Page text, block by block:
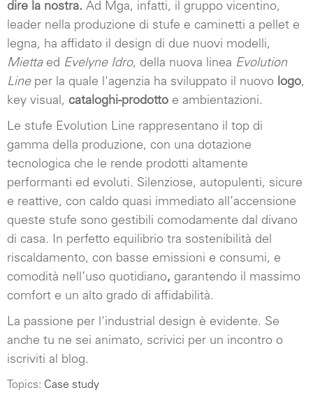
dire la nostra. Ad Mga, infatti, il gruppo vicentino,
leader nella produzione di stufe e caminetti a pellet e
legna, ha affidato il design di due nuovi modelli,
Miettaed Evelyne Idro, della nuova linea Evolution
Lineper la quale l'agenzia ha sviluppato il nuovo logo,
key visual, cataloghi-prodotto e ambientazioni.
Le stufe Evolution Line rappresentano il top di
gamma della produzione, con una dotazione
tecnologica che le rende prodotti altamente
performanti ed evoluti. Silenziose, autopulenti, sicure
e reattive, con caldo quasi immediato all’accensione
queste stufe sono gestibili comodamente dal divano
di casa. In perfetto equilibrio tra sostenibilità del
riscaldamento, con basse emissioni e consumi, e
comodità nell’uso quotidiano, garantendo il massimo
comfort e un alto grado di affidabilità.
La passione per l'industrial design è evidente. Se
anche tu ne sei animato, scrivici per un incontro o
iscriviti al blog.
Topics: Case study